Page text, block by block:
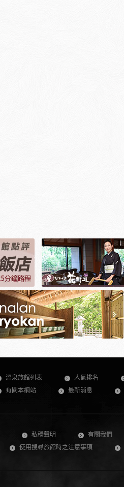
溫泉旅館列表 人氣排名
有關本網站
最新消息
私穩聲明 有關我們
使用搜尋旅館時之注意事項